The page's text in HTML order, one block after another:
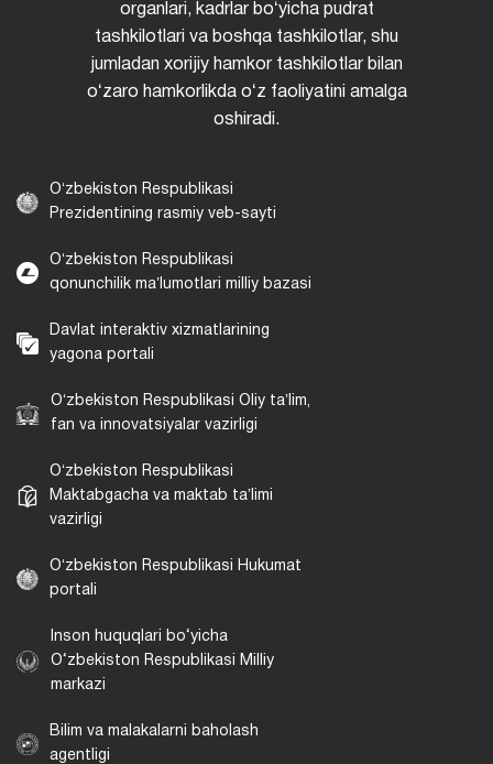
organlari, kadrlar boʻyicha pudrat
tashkilotlari va boshqa tashkilotlar, shu
jumladan xorijiy hamkor tashkilotlar bilan
oʻzaro hamkorlikda oʻz faoliyatini amalga
oshiradi.
Oʻzbekiston Respublikasi
Prezidentining rasmiy veb-sayti
Oʻzbekiston Respublikasi
qonunchilik maʼlumotlari milliy bazasi
Davlat interaktiv xizmatlarining
yagona portali
Oʻzbekiston Respublikasi Oliy taʼlim,
fan va innovatsiyalar vazirligi
Oʻzbekiston Respublikasi
Maktabgacha va maktab taʼlimi
vazirligi
Oʻzbekiston Respublikasi Hukumat
portali
Inson huquqlari bo‘yicha
O‘zbekiston Respublikasi Milliy
markazi
Bilim va malakalarni baholash
agentligi